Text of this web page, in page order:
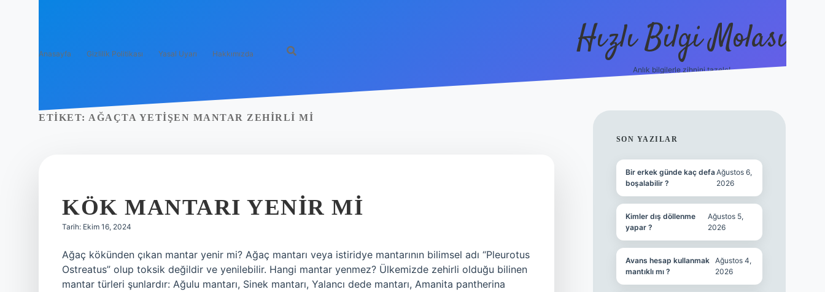
Anasayfa Gizlilik Politikası Yasal Uyarı Hakkımızda Hızlı Bilgi Molası
Anlık bilgilerle zihnini tazele!
ETIKET: AĞAÇTA YETIŞEN MANTAR ZEHIRLI MI
KÖK MANTARI YENIR MI
Tarih: Ekim 16, 2024
Ağaç kökünden çıkan mantar yenir mi? Ağaç mantarı veya istiridye mantarının bilimsel adı “Pleurotus
Ostreatus” olup toksik değildir ve yenilebilir. Hangi mantar yenmez? Ülkemizde zehirli olduğu bilinen
mantar türleri şunlardır: Ağulu mantarı, Sinek mantarı, Yalancı dede mantarı, Amanita pantherina
SIDEBAR
SON YAZILAR
Bir erkek günde kaç defa
boşalabilir ?
Ağustos 6,
2026
Kimler dış döllenme
yapar ?
Ağustos 5,
2026
Avans hesap kullanmak
mantıklı mı ?
Ağustos 4,
2026
ilbet mobil